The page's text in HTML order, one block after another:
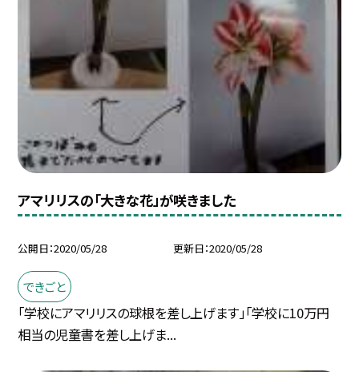
アマリリスの「大きな花」が咲きました
公開日 2020/05/28 更新日 2020/05/28
できごと
「学校にアマリリスの球根を差し上げます」「学校に10万円
相当の児童書を差し上げま...